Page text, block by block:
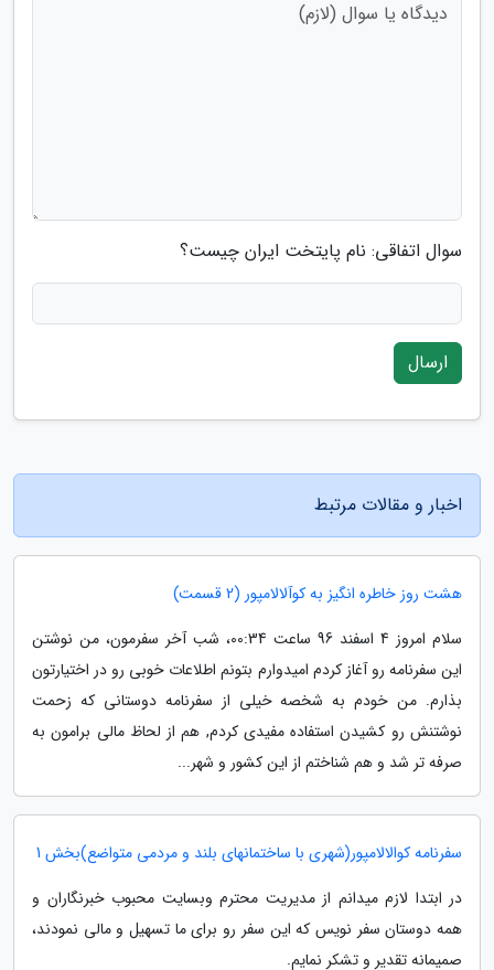
سوال اتفاقی: نام پایتخت ایران چیست؟
ارسال
اخبار و مقالات مرتبط
هشت روز خاطره انگیز به کوآلالامپور (2 قسمت)
سلام امروز 4 اسفند 96 ساعت 00:34، شب آخر سفرمون، من نوشتن
این سفرنامه رو آغاز کردم امیدوارم بتونم اطلاعات خوبی رو در اختیارتون
بذارم. من خودم به شخصه خیلی از سفرنامه دوستانی که زحمت
نوشتنش رو کشیدن استفاده مفیدی کردم, هم از لحاظ مالی برامون به
صرفه تر شد و هم شناختم از این کشور و شهر...
سفرنامه کوالالامپور(شهری با ساختمانهای بلند و مردمی متواضع)بخش 1
در ابتدا لازم میدانم از مدیریت محترم وبسایت محبوب خبرنگاران و
همه دوستان سفر نویس که این سفر رو برای ما تسهیل و مالی نمودند،
صمیمانه تقدیر و تشکر نمایم.